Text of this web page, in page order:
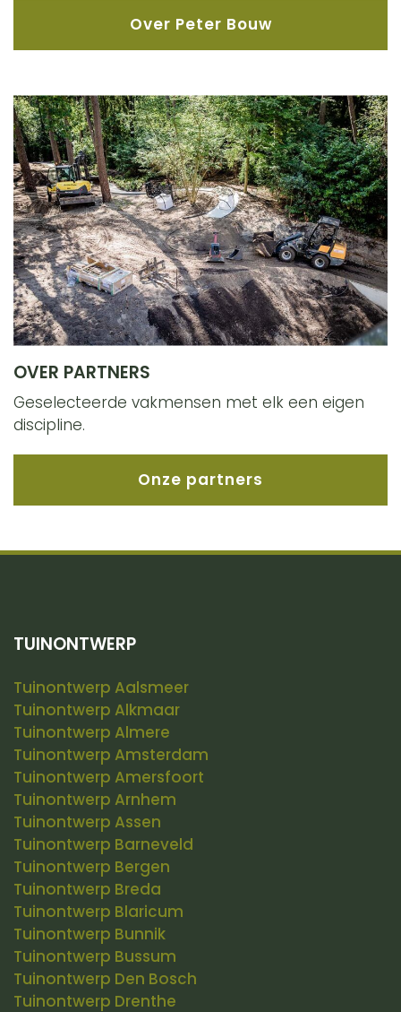
Over Peter Bouw
OVER PARTNERS
Geselecteerde vakmensen met elk een eigen
discipline.
Onze partners
TUINONTWERP
Tuinontwerp Aalsmeer
Tuinontwerp Alkmaar
Tuinontwerp Almere
Tuinontwerp Amsterdam
Tuinontwerp Amersfoort
Tuinontwerp Arnhem
Tuinontwerp Assen
Tuinontwerp Barneveld
Tuinontwerp Bergen
Tuinontwerp Breda
Tuinontwerp Blaricum
Tuinontwerp Bunnik
Tuinontwerp Bussum
Tuinontwerp Den Bosch
Tuinontwerp Drenthe